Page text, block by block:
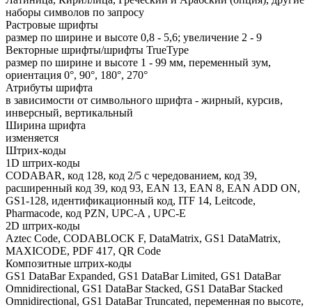
наборы символов по запросу
Растровые шрифты
размер по ширине и высоте 0,8 - 5,6; увеличение 2 - 9
Векторные шрифты/шрифты TrueType
размер по ширине и высоте 1 - 99 мм, переменный зум,
ориентация 0°, 90°, 180°, 270°
Атрибуты шрифта
в зависимости от символьного шрифта - жирный, курсив,
инверсный, вертикальный
Ширина шрифта
изменяется
Штрих-коды
1D штрих-коды
CODABAR, код 128, код 2/5 с чередованием, код 39,
расширенный код 39, код 93, EAN 13, EAN 8, EAN ADD ON,
GS1-128, идентификационный код, ITF 14, Leitcode,
Pharmacode, код PZN, UPC-A , UPC-E
2D штрих-коды
Aztec Code, CODABLOCK F, DataMatrix, GS1 DataMatrix,
MAXICODE, PDF 417, QR Code
Композитные штрих-коды
GS1 DataBar Expanded, GS1 DataBar Limited, GS1 DataBar
Omnidirectional, GS1 DataBar Stacked, GS1 DataBar Stacked
Omnidirectional, GS1 DataBar Truncated, переменная по высоте,